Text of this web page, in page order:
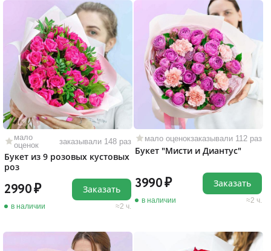
мало
оценок
заказывали 148 раз
Букет из 9 розовых кустовых
роз
2990
в наличии 2 ч.
Заказать
мало оценокзаказывали 112 раз
Букет "Мисти и Диантус"
3990
в наличии 2 ч.
Заказать